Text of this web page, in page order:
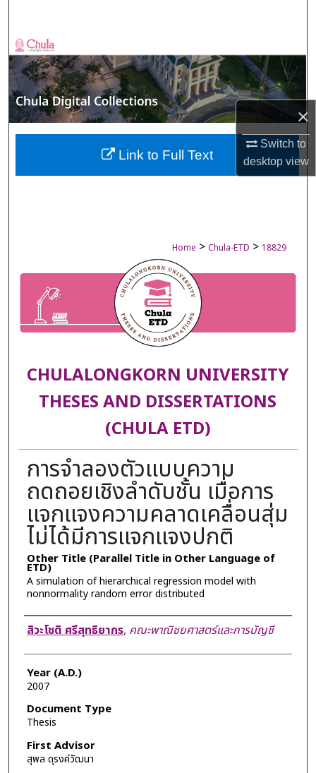
×
Switch to
desktopview
Browse Collections
My Account
About
Digital Commons Network™
Home > Chula-ETD > 18829
CHULALONGKORN UNIVERSITY
THESES AND DISSERTATIONS
(CHULA ETD)
การจำลองตัวแบบความ
ถดถอยเชิงลำดับชั้น เมื่อการ
แจกแจงความคลาดเคลื่อนสุ่ม
ไม่ได้มีการแจกแจงปกติ
Other Title (Parallel Title in Other Language of
ETD)
A simulation of hierarchical regression model with
nonnormality random error distributed
Author
สิวะโชติ ศรีสุทธิยากร, คณะพาณิชยศาสตร์และการบัญชี
Year (A.D.)
2007
Document Type
Thesis
First Advisor
สุพล ดุรงค์วัฒนา
Link to Full Text